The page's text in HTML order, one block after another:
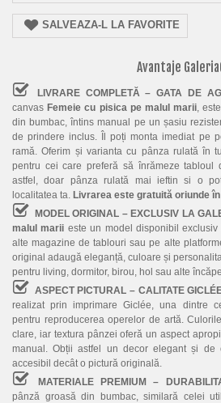
SALVEAZA-L LA FAVORITE
Avantaje
LIVRARE COMPLETĂ – GATA DE
canvasFemeie cu pisica pe malul marii,
din bumbac, întins manual pe un șasiu
de prindere inclus. Îl poți monta imediat pe
ramă. Oferim și varianta cu pânza rulată în
pentru cei care preferă să înrămeze tabloul
astfel, doar pânza rulată mai ieftin si o
localitatea ta. Livrarea este gratuită oriunde
MODEL ORIGINAL – EXCLUSIV LA
malul marii este un model disponibil
alte magazine de tablouri sau pe alte
original adaugă eleganță, culoare și
pentru living, dormitor, birou, hol sau alte
ASPECT PICTURAL – CALITATE
realizat prin imprimare Giclée, una dintre
pentru reproducerea operelor de artă.
clare, iar textura pânzei oferă un aspect
manual. Obții astfel un decor elegant și de
accesibil decât o pictură originală.
MATERIALE PREMIUM –
pânză groasă din bumbac, similară celei